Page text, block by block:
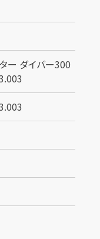
ー ダイバー300